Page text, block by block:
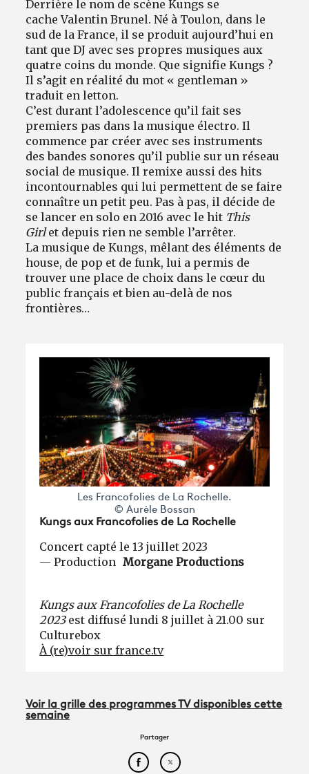
Derrière le nom de scène Kungs se
cache Valentin Brunel. Né à Toulon, dans le
sud de la France, il se produit aujourd’hui en
tant que DJ avec ses propres musiques aux
quatre coins du monde. Que signifie Kungs ?
Il s’agit en réalité du mot « gentleman »
traduit en letton.
C’est durant l’adolescence qu’il fait ses
premiers pas dans la musique électro. Il
commence par créer avec ses instruments
des bandes sonores qu’il publie sur un réseau
social de musique. Il remixe aussi des hits
incontournables qui lui permettent de se faire
connaître un petit peu. Pas à pas, il décide de
se lancer en solo en 2016 avec le hit This
Girlet depuis rien ne semble l’arrêter.
La musique de Kungs, mêlant des éléments de
house, de pop et de funk, lui a permis de
trouver une place de choix dans le cœur du
public français et bien au-delà de nos
frontières…
Les Francofolies de La Rochelle.
© Aurèle Bossan
Kungs aux Francofolies de La Rochelle
Concert capté le 13 juillet 2023
— ProductionMorgane Productions
Kungs aux Francofolies de La Rochelle
2023 est diffusé lundi 8 juillet à 21.00 sur
Culturebox
À (re)voir sur france.tv
Voir la grille des programmes TV disponibles cette
semaine
Partager
Partager cet article sur
Partager cet article sur